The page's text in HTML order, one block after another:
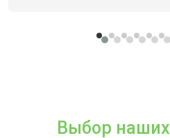
Дополнительные услуги
Выбор